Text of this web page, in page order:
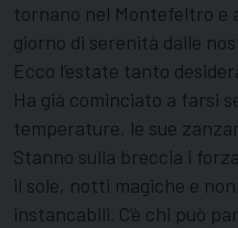
tornano nel Montefeltro e
giorno di serenità dalle
Ecco l’estate tanto
Ha già cominciato a farsi
temperature, le sue
Stanno sulla breccia i
il sole, notti magiche e
instancabili. C’è chi può